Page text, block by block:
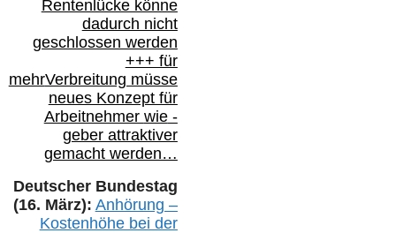
Rentenlücke könne
dadurch nicht
geschlossen werden
+++ für
mehrVerbreitung müsse
neues Konzept für
Arbeitnehmer wie-
geber attraktiver
gemacht werden…
Deutscher Bundestag
(16. März): Anhörung –
Kostenhöhe bei der